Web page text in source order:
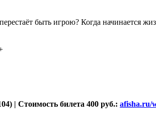
быть игрою? Когда начинается
| Стоимость билета 400 руб.: afisha.ru/